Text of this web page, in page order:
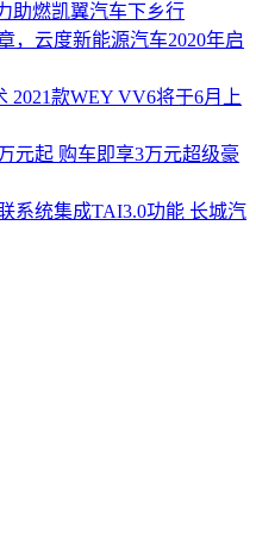
助燃凯翼汽车下乡行
，云度新能源汽车2020年启
2021款WEY VV6将于6月上
元起 购车即享3万元超级豪
系统集成TAI3.0功能 长城汽